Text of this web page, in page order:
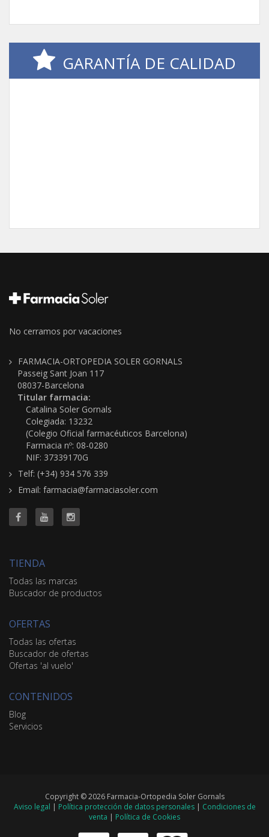
GARANTÍA DE CALIDAD
No cerramos por vacaciones
FARMACIA-ORTOPEDIA SOLER GORNALS
Passeig Sant Joan 117
08037-Barcelona
Titular farmacia:
Catalina Soler Gornals
Colegiada: 13232
(Colegio Oficial farmacéuticos Barcelona)
Farmacia nº: 08-0280
NIF: 37339170G
Telf: (+34) 934 576 339
Email: farmacia@farmaciasoler.com
TIENDA
Todas las marcas
Buscador de productos
OFERTAS
Todas las ofertas
Buscador de ofertas
Ofertas 'al vuelo'
CONTENIDOS
Blog
Servicios
Copyright © 2026 Farmacia-Ortopedia Soler Gornals
Aviso legal | Política protección de datos personales| Condiciones de
venta | Política de Cookies